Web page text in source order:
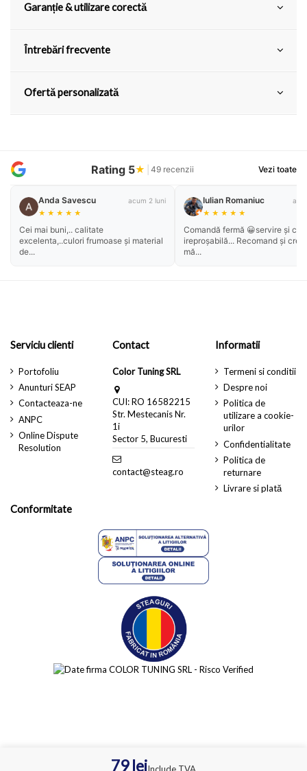
79 lei
Garanție & utilizare corectă
Întrebări frecvente
Ofertă personalizată
Rating 5★ 49 recenzii Vezi toate
Anda Savescu
★ ★ ★ ★ ★
acum 2 luni
Cei mai buni,.. calitate
excelenta,..culori frumoase și material
de...
Iulian Romaniuc
★ ★ ★ ★ ★
Comandă fermă 😀servire și
ireproșabilă... Recomand și cred
mă...
Serviciu clienti
Portofoliu
Anunturi SEAP
Contacteaza-ne
ANPC
Online Dispute
Resolution
Contact
Color Tuning SRL
CUI: RO 16582215
Str. Mestecanis Nr.
1i
Sector 5, Bucuresti
contact@steag.ro
Informatii
Termeni si conditii
Despre noi
Politica de
utilizare a cookie-
urilor
Confidentialitate
Politica de
returnare
Livrare si plată
Conformitate